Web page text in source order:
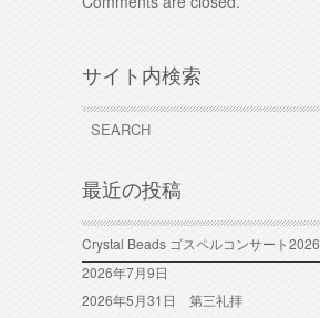
サイト内検索
最近の投稿
Crystal Beads ゴスペルコンサート2026
2026年7月9日
2026年5月31日 第三礼拝